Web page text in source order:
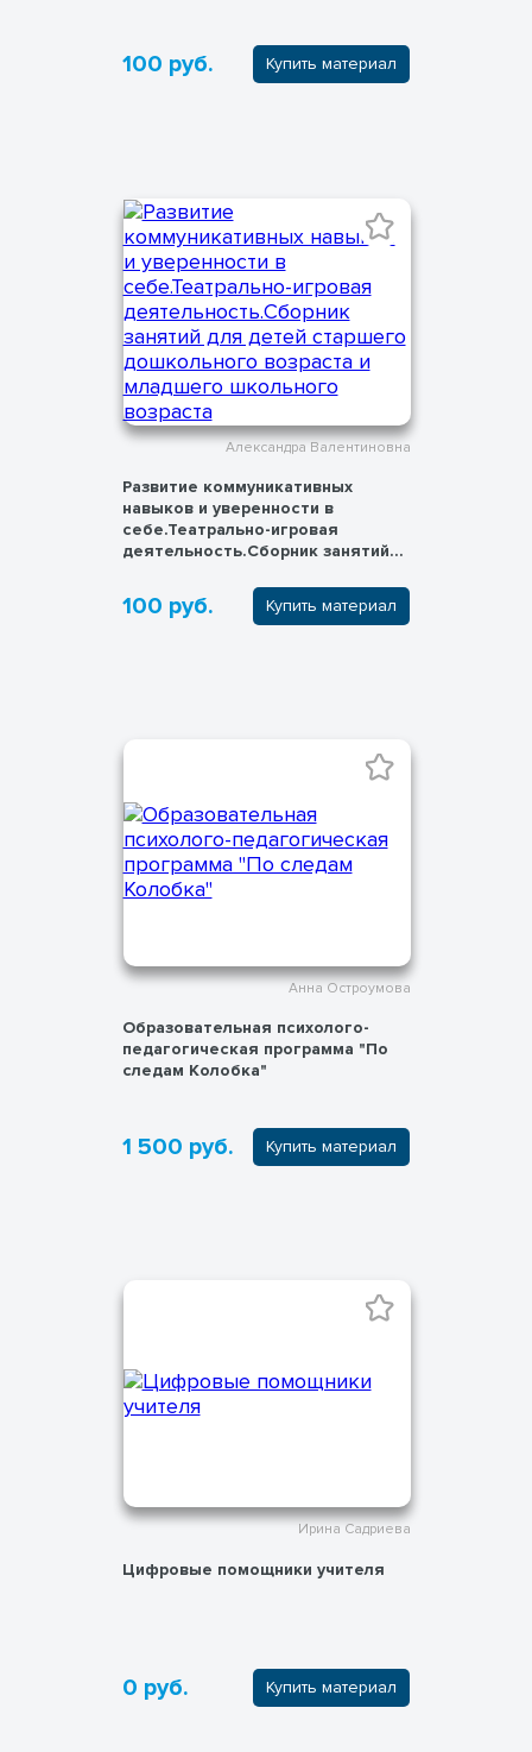
100 руб. Купить материал
Александра Валентиновна
Развитие коммуникативных
навыков и уверенности в
себе.Театрально-игровая
деятельность.Сборник занятий
дошкольного возраста и
младшего школьного возраста
100 руб. Купить материал
Анна Остроумова
Образовательная психолого-
педагогическая программа "По
следам Колобка"
1 500 руб. Купить материал
Ирина Садриева
Цифровые помощники учителя
0 руб. Купить материал